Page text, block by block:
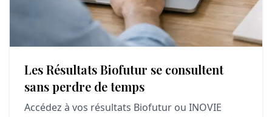
Les Résultats Biofutur se consultent
sans perdre de temps
Accédez à vos résultats Biofutur ou INOVIE